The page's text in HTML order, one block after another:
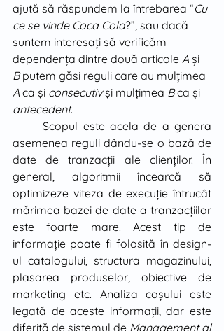
ajută să răspundem la întrebarea “Cu
ce se vinde Coca Cola?”, sau dacă
suntem interesaţi să verificăm
dependenţa dintre două articole A şi
B putem găsi reguli care au mulţimea
A ca şi consecutiv şi mulţimea B ca şi
antecedent.
	Scopul este acela de a genera
asemenea reguli dându-se o bază de
date de tranzacţii ale clienţilor. În
general, algoritmii încearcă să
optimizeze viteza de execuţie întrucât
mărimea bazei de date a tranzacţiilor
este foarte mare. Acest tip de
informaţie poate fi folosită în design-
ul catalogului, structura magazinului,
plasarea produselor, obiective de
marketing etc. Analiza coşului este
legată de aceste informaţii, dar este
diferită de sistemul de Management al